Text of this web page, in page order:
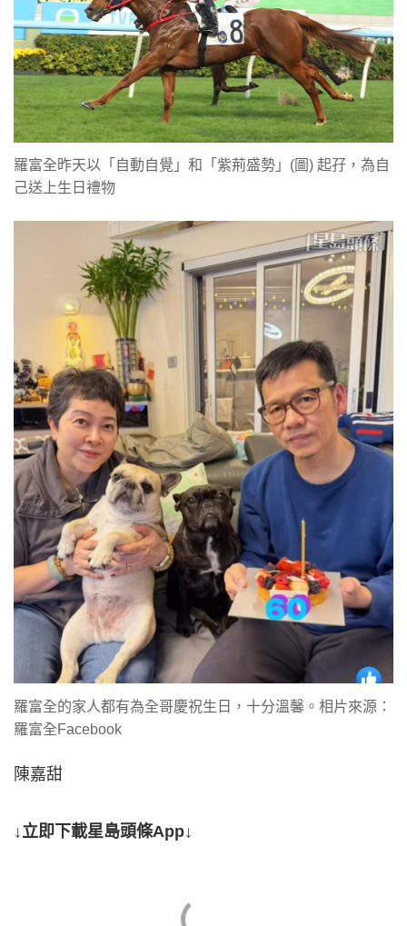
羅富全昨天以「自動自覺」和「紫荊盛勢」(圖) 起孖，為自
己送上生日禮物
羅富全的家人都有為全哥慶祝生日，十分溫馨。相片來源：
羅富全Facebook
陳嘉甜
↓立即下載星島頭條App↓